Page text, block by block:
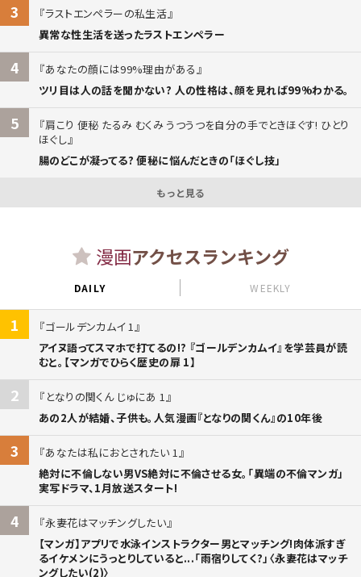
3
ラストエンペラーの私生活
異常な性生活を送ったラストエンペラー
4
あなたの顔には99%理由がある
ツリ目は人の話を聞かない? 人の性格は、顔を見れば99%わかる。
5
肩こり 便秘 たるみ むくみ うつうつを自分の手でときほぐす! ひとり
ほぐし
腸のどこが凝ってる? 便秘に悩んだときの「ほぐし技」
もっと見る
漫画アクセスランキング
DAILY WEEKLY
1
ゴールデンカムイ 1
アイヌ語ってスマホで打てるの!? 『ゴールデンカムイ』を学芸員が読
むと。【マンガでひらく歴史の扉 1】
2
となりの関くん じゅにあ 1
あの2人が結婚、子供も。人気漫画『となりの関くん』の10年後
3
あなたは私におとされたい 1
絶対に不倫しない男VS絶対に不倫させる女。「異端の不倫マンガ」
実写ドラマ、1月放送スタート!
4
永妻花はマッチングしたい
【マンガ】アプリで水泳インストラクター男とマッチング!肉体派すぎ
るイケメンにうっとりしていると...「雨宿りしてく?」〈永妻花はマッチ
ングしたい(2)〉